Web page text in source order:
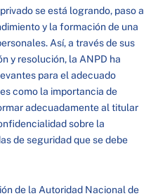
se está logrando, paso a
y la formación de una
Así, a través de sus
y resolución, la ANPD ha
para el adecuado
como la importancia de
adecuadamente al titular
sobre la
de seguridad que se debe
de la Autoridad Nacional de